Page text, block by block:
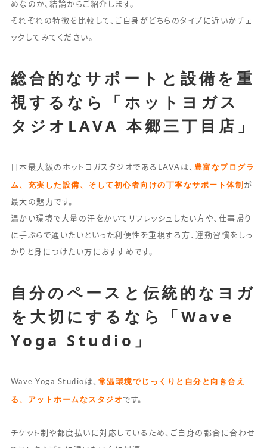
めなのか、結論からご紹介します。
それぞれの特徴を比較して、ご自身がどちらのタイプに近いかチェ
ックしてみてください。
総合的なサポートと設備を重
視するなら「ホットヨガス
タジオLAVA 本郷三丁目店」
日本最大級のホットヨガスタジオであるLAVAは、 豊富なプログラ
ム、充実した設備、そして初心者向けの丁寧なサポート体制 が
最大の魅力です。
温かい環境で大量の汗をかいてリフレッシュしたい方や、仕事帰り
に手ぶらで通いたいといった利便性を重視する方、運動習慣をしっ
かりと身につけたい方におすすめです。
自分のペースと伝統的なヨガ
を大切にするなら「Wave
Yoga Studio」
Wave Yoga Studioは、 常温環境でじっくりと自分と向き合え
る、アットホームなスタジオ です。
チケット制や都度払いに対応しているため、ご自身の都合に合わせ